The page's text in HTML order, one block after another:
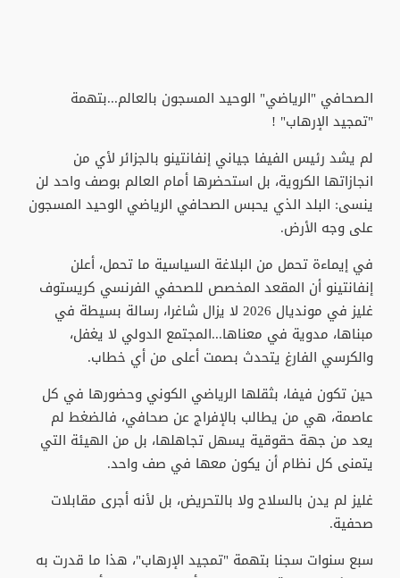
الصحافي "الرياضي" الوحيد المسجون بالعالم...بتهمة
"تمجيد الإرهاب" !
لم يشد رئيس الفيفا جياني إنفانتينو بالجزائر لأي من
انجازاتها الكروية، بل استحضرها أمام العالم بوصف واحد لن
ينسى: البلد الذي يحبس الصحافي الرياضي الوحيد المسجون
على وجه الأرض.
في إيماءة تحمل من البلاغة السياسية ما تحمل، أعلن
إنفانتينو أن المقعد المخصص للصحفي الفرنسي كريستوف
غليز في مونديال 2026 لا يزال شاغرا، رسالة بسيطة في
مبناها، مدوية في معناها...المجتمع الدولي لا يغفل،
والكرسي الفارغ يتحدث بصمت أعلى من أي خطاب.
حين تكون فيفا، بثقلها الرياضي الكوني وحضورها في كل
عاصمة، هي من يطالب بالإفراج عن صحافي، فالضغط لم
يعد من جهة حقوقية يسهل تجاهلها، بل من الهيئة التي
يتمنى كل نظام أن يكون معها في صف واحد.
غليز لم يدن بالسلاح ولا بالتحريض، بل لأنه أجرى مقابلات
صحفية.
سبع سنوات سجنا بتهمة "تمجيد الإرهاب"، هذا ما قدرت به